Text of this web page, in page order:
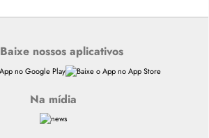
Baixe nossos aplicativos
Na mídia